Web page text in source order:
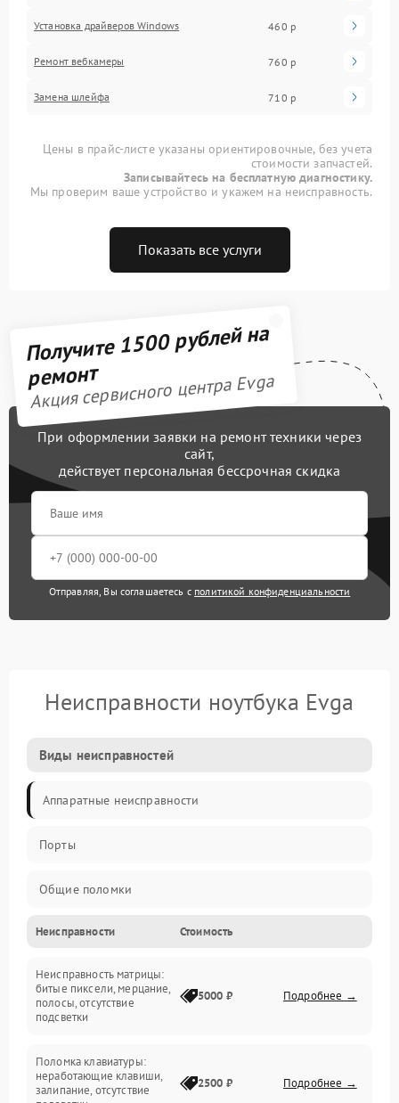
Установка драйверов Windows 460 р
Ремонт вебкамеры 760 р
Замена шлейфа 710 р
Цены в прайс-листе указаны ориентировочные, без учета
стоимости запчастей.
Записывайтесь на бесплатную диагностику.
Мы проверим ваше устройство и укажем на неисправность.
Показать все услуги
Получите 1500 рублей на
ремонт
Акция сервисного центра Evga
При оформлении заявки на ремонт техники через
сайт,
действует персональная бессрочная скидка
Отправляя, Вы соглашаетесь с политикой конфиденциальности
Неисправности ноутбука Evga
Виды неисправностей
Аппаратные неисправности
Порты
Общие поломки
Устройства
Программные ошибки
Электрические и системные сбои
Интерфейсные проблемы
Неисправности Стоимость
Неисправность матрицы:
битые пиксели, мерцание,
полосы, отсутствие
подсветки
5000 ₽ Подробнее →
Поломка клавиатуры:
неработающие клавиши,
залипание, отсутствие
2500 ₽ Подробнее →